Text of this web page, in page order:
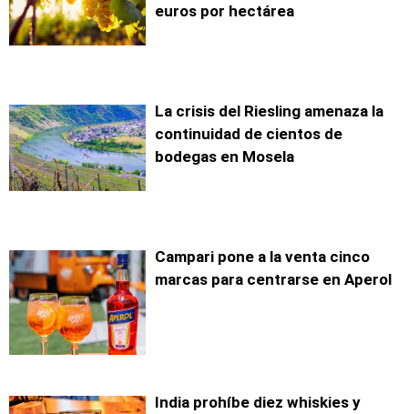
euros por hectárea
La crisis del Riesling amenaza la
continuidad de cientos de
bodegas en Mosela
Campari pone a la venta cinco
marcas para centrarse en Aperol
India prohíbe diez whiskies y